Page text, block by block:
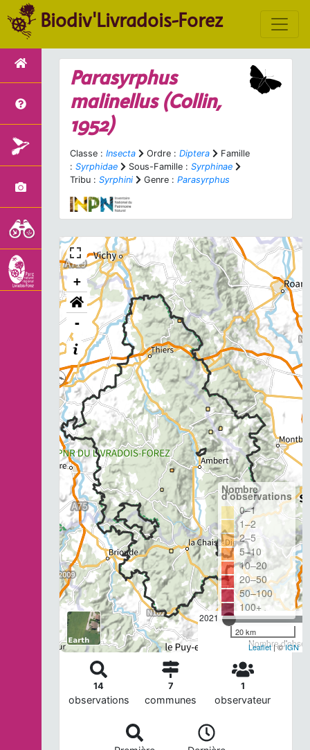
Biodiv'Livradois-Forez
Parasyrphus
malinellus(Collin,
1952)
Classe : Insecta Ordre : Diptera
Famille
: Syrphidae Sous-Famille : Syrphinae
Tribu : Syrphini Genre : Parasyrphus
+
-
2021
Nombre
Nombre
d'observations
0–1
1–2
2–5
5–10
10–20
20–50
50–100
100+
20 km
Leaflet| ©IGN
14
observations
7
communes
1
observateur